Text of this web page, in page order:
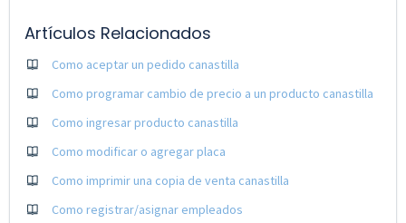
Artículos Relacionados
Como aceptar un pedido canastilla
Como programar cambio de precio a un producto canastilla
Como ingresar producto canastilla
Como modificar o agregar placa
Como imprimir una copia de venta canastilla
Como registrar/asignar empleados